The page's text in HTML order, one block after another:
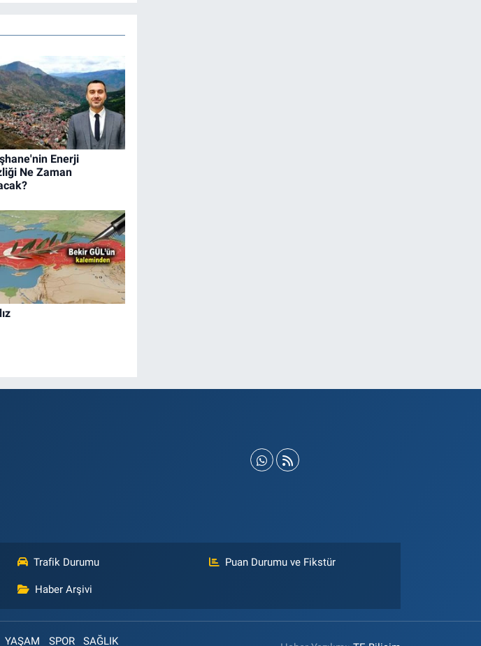
Enerji
Ne Zaman
Trafik Durumu Puan Durumu ve Fikstür
Haber Arşivi
YAŞAM SPOR SAĞLIK